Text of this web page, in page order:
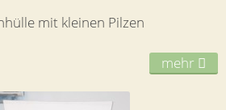
mit kleinen Pilzen
mehr